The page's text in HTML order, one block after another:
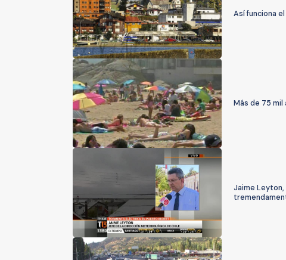
Así funciona
Más de 75
Jaime